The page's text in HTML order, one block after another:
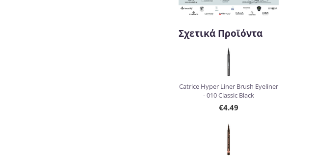
Σχετικά Προϊόντα
Catrice Hyper Liner Brush Eyeliner
- 010 Classic Black
€4.49